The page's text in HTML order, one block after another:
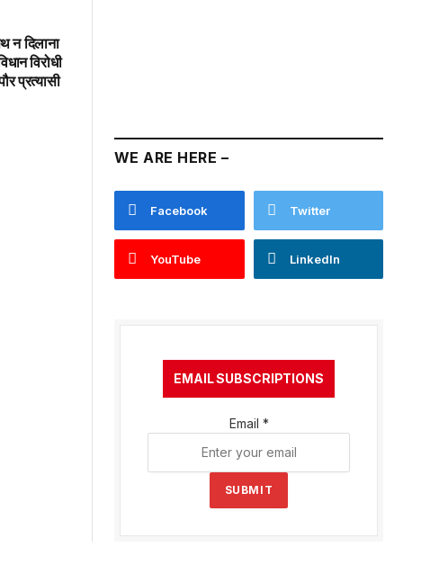
न दिलाना
विरोधी
प्रत्यासी
WE ARE HERE –
Facebook Twitter
YouTube LinkedIn
EMAIL SUBSCRIPTIONS
Email *
SUBMIT